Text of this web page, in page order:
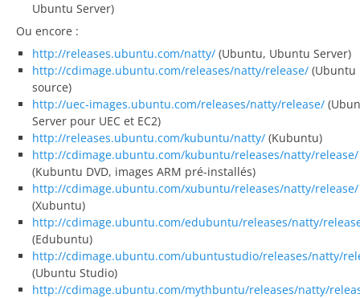
Ubuntu Server)
Ou encore :
http://releases.ubuntu.com/natty/ (Ubuntu, Ubuntu Server)
http://cdimage.ubuntu.com/releases/natty/release/ (Ubuntu
source)
http://uec-images.ubuntu.com/releases/natty/release/
Server pour UEC et EC2)
http://releases.ubuntu.com/kubuntu/natty/ (Kubuntu)
http://cdimage.ubuntu.com/kubuntu/releases/natty/release/
(Kubuntu DVD, images ARM pré-installés)
http://cdimage.ubuntu.com/xubuntu/releases/natty/release/
(Xubuntu)
http://cdimage.ubuntu.com/edubuntu/releases/natty/
(Edubuntu)
http://cdimage.ubuntu.com/ubuntustudio/releases/natty/
(Ubuntu Studio)
http://cdimage.ubuntu.com/mythbuntu/releases/natty/